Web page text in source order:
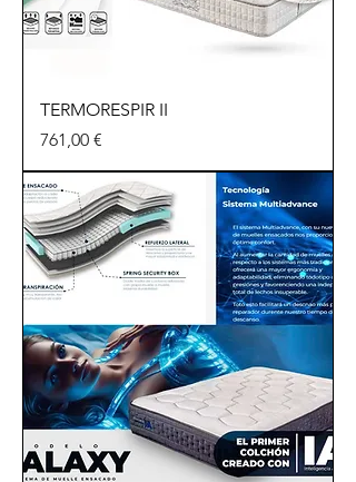
TERMORESPIR II
Precio
761,00 €